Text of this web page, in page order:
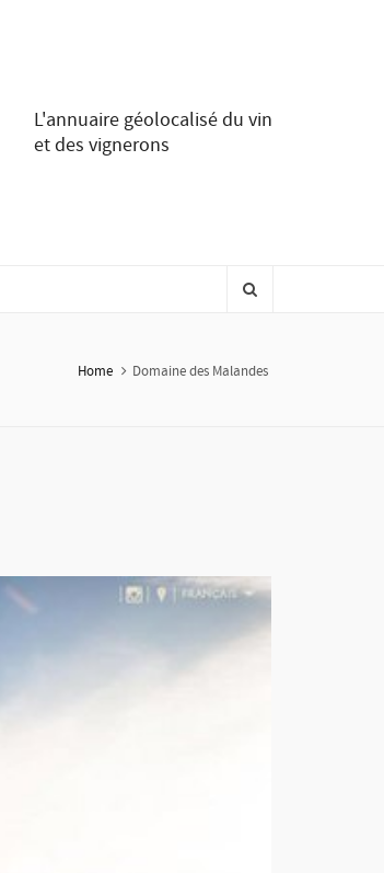
L'annuaire géolocalisé du vin
et des vignerons
Home Domaine des Malandes